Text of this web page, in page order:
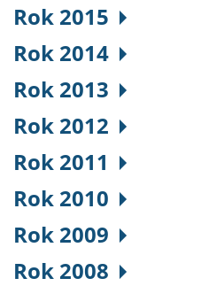
Rok 2015
Rok 2014
Rok 2013
Rok 2012
Rok 2011
Rok 2010
Rok 2009
Rok 2008